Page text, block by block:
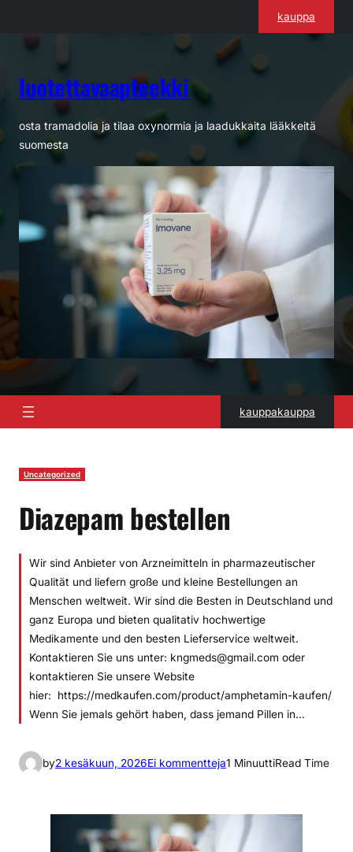
kauppa
luotettavaapteekki
osta tramadolia ja tilaa oxynormia ja laadukkaita lääkkeitä
suomesta
kauppakauppa
Uncategorized
Diazepam bestellen
Wir sind Anbieter von Arzneimitteln in pharmazeutischer
Qualität und liefern große und kleine Bestellungen an
Menschen weltweit. Wir sind die Besten in Deutschland und
ganz Europa und bieten qualitativ hochwertige
Medikamente und den besten Lieferservice weltweit.
Kontaktieren Sie uns unter: kngmeds@gmail.com oder
kontaktieren Sie unsere Website
hier: https://medkaufen.com/product/amphetamin-kaufen/
Wenn Sie jemals gehört haben, dass jemand Pillen in…
by2 kesäkuun, 2026Ei kommenttejaa
1 MinuuttiRead Time